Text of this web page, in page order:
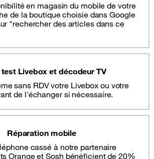
en magasin du mobile de votre
de la boutique choisie dans Google
"rechercher des articles dans ce
Livebox et décodeur TV
sans RDV votre Livebox ou votre
de l'échanger si nécessaire.
Réparation mobile
cassé à notre partenaire
Orange et Sosh bénéficient de 20%